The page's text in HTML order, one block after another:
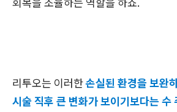
회복을 조율하는 역할을 하죠.
리투오는 이러한손실된 환경을 보완
시술 직후 큰 변화가 보이기보다는 수